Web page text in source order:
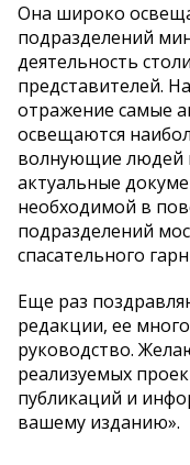
Она широко
подразделений
деятельность
представителей.
отражение самые
освещаются
волнующие людей
актуальные
необходимой в
подразделений
спасательного
Еще раз
редакции, ее
руководство.
реализуемых
публикаций и
вашему изданию».